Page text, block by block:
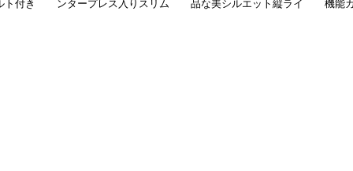
ト付き
ンタープレス入りスリム
品な美シルエット縦ライ
機能